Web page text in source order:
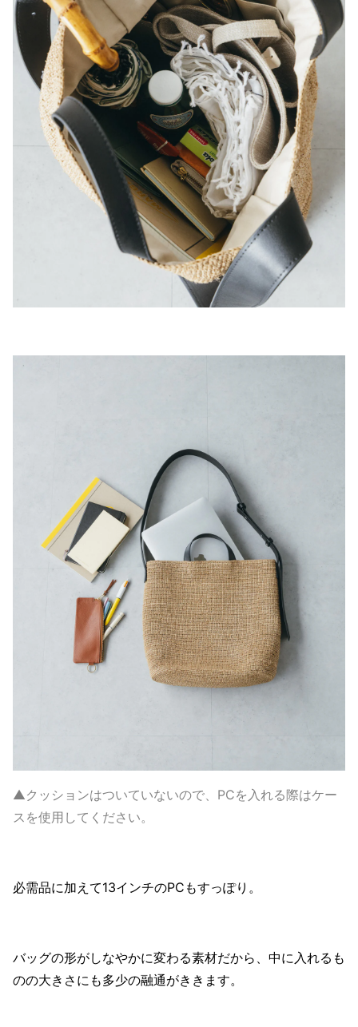
▲クッションはついていないので、PCを入れる際はケー
スを使用してください。
必需品に加えて13インチのPCもすっぽり。
バッグの形がしなやかに変わる素材だから、中に入れるも
のの大きさにも多少の融通がききます。